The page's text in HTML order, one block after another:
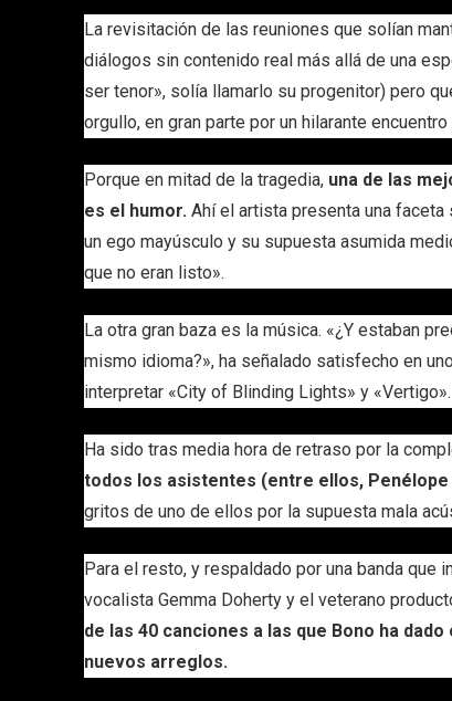
La revisitación de las reuniones que solían
diálogos sin contenido real más allá de una
ser tenor», solía llamarlo su progenitor) pero
orgullo, en gran parte por un hilarante
Porque en mitad de la tragedia, una de las
es el humor. Ahí el artista presenta una faceta
un ego mayúsculo y su supuesta asumida
que no eran listo».
La otra gran baza es la música. «¿Y estaban
mismo idioma?», ha señalado satisfecho en
interpretar «City of Blinding Lights» y «Vertigo».
Ha sido tras media hora de retraso por la
todos los asistentes (entre ellos, Penélope
gritos de uno de ellos por la supuesta mala
Para el resto, y respaldado por una banda que
vocalista Gemma Doherty y el veterano
de las 40 canciones a las que Bono ha
nuevos arreglos.